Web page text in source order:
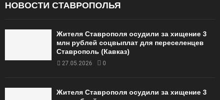
НОВОСТИ СТАВРОПОЛЬЯ
Жителя Ставрополя осудили за хищение 3
млн рублей соцвыплат для переселенцев
Ставрополь (Кавказ)
27.05.2026 0
Жителя Ставрополя осудили за хищение 3